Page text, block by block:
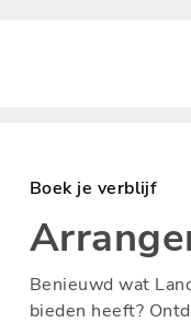
Boek je verblijf
Benieuwd wat
bieden heeft?